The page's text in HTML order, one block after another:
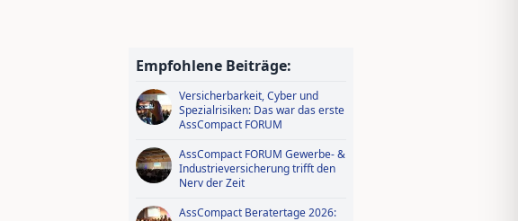
Empfohlene Beiträge:
AssCompact Live TV
Versicherbarkeit, Cyber und
Spezialrisiken: Das war das erste
AssCompact FORUM
AssCompact FORUM Gewerbe- &
Industrieversicherung trifft den
Nerv der Zeit
AssCompact Beratertage 2026: